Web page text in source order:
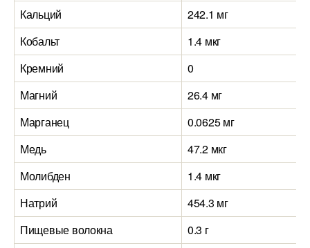
Кальций
242.1 мг
Кобальт
1.4 мкг
Кремний
0
Магний
26.4 мг
Марганец
0.0625 мг
Медь
47.2 мкг
Молибден
1.4 мкг
Натрий
454.3 мг
Пищевые волокна
0.3 г